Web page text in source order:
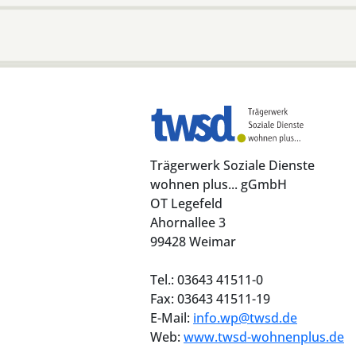
Trägerwerk Soziale Dienste
wohnen plus... gGmbH
OT Legefeld
Ahornallee 3
99428 Weimar
Tel.: 03643 41511-0
Fax: 03643 41511-19
E-Mail: info.wp@twsd.de
Web: www.twsd-wohnenplus.de